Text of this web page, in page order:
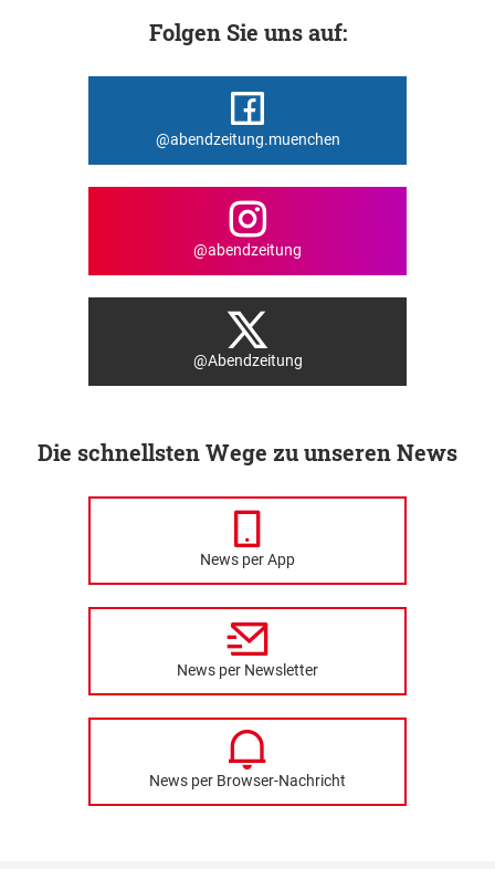
Folgen Sie uns auf:
@abendzeitung.muenchen
@abendzeitung
@Abendzeitung
Die schnellsten Wege zu unseren News
News per App
News per Newsletter
News per Browser-Nachricht